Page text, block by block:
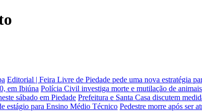
Editorial | Feira Livre de Piedade pede uma nova estratégia
em Ibiúna Polícia Civil investiga morte e mutilação de
sábado em Piedade Prefeitura e Santa Casa discutem
estágio para Ensino Médio Técnico Pedestre morre após ser